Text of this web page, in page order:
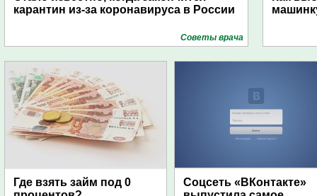
карантин из-за коронавируса в России
Советы врача
Где взять займ под 0
Соцсеть «ВКонтакте»